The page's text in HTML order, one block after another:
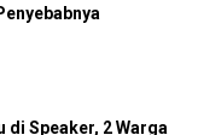
di Speaker, 2 Warga